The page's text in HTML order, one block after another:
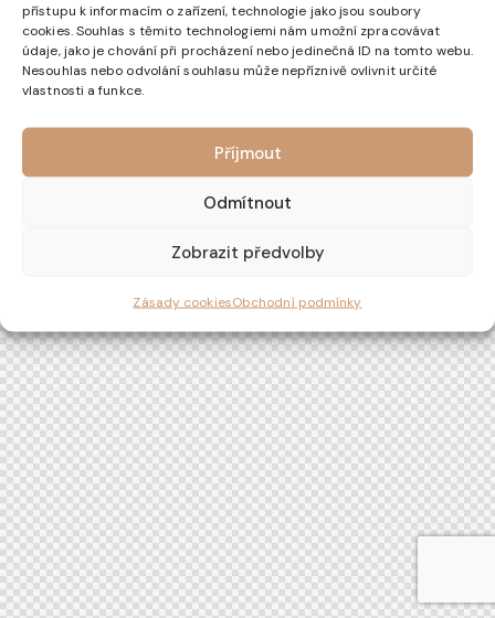
přístupu k informacím o zařízení, technologie jako jsou soubory
cookies. Souhlas s těmito technologiemi nám umožní zpracovávat
údaje, jako je chování při procházení nebo jedinečná ID na tomto webu.
Nesouhlas nebo odvolání souhlasu může nepříznivě ovlivnit určité
vlastnosti a funkce.
Příjmout
Odmítnout
Zobrazit předvolby
Zásady cookiesObchodní podmínky